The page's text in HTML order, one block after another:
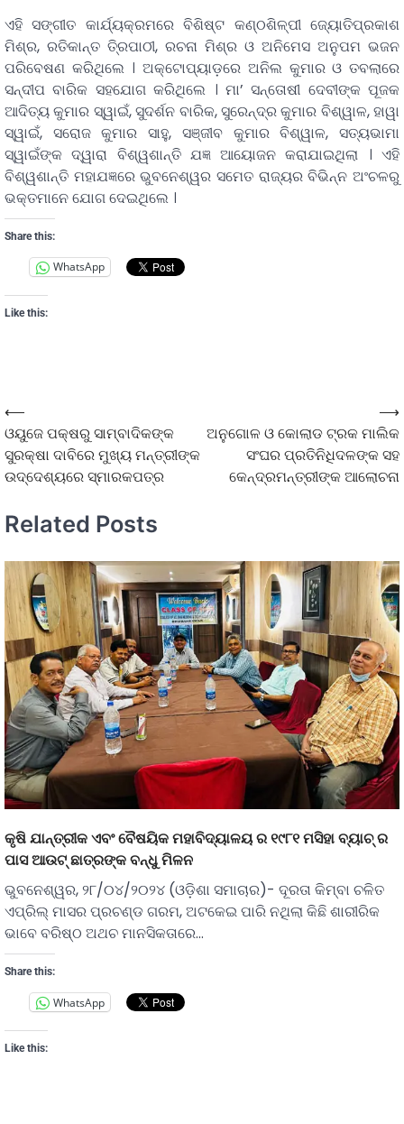
ଏହି ସଙ୍ଗୀତ କାର୍ଯ୍ୟକ୍ରମରେ ବିଶିଷ୍ଟ କଣ୍ଠଶିଳ୍ପୀ ଜ୍ୟୋତିପ୍ରକାଶ
ମିଶ୍ର, ରତିକାନ୍ତ ତି୍ରପାଠୀ, ରଚନା ମିଶ୍ର ଓ ଅନିମେସ ଅନୁପମ ଭଜନ
ପରିବେଷଣ କରିଥିଲେ । ଅକ୍ଟୋପ୍ୟାଡ଼ରେ ଅନିଲ କୁମାର ଓ ତବଲାରେ
ସନ୍ଦୀପ ବାରିକ ସହଯୋଗ କରିଥିଲେ । ମା’ ସନ୍ତୋଷୀ ଦେବୀଙ୍କ ପୂଜକ
ଆଦିତ୍ୟ କୁମାର ସ୍ୱାଇଁ, ସୁଦର୍ଶନ ବାରିକ, ସୁରେନ୍ଦ୍ର କୁମାର ବିଶ୍ୱାଳ, ହାୱା
ସ୍ୱାଇଁ, ସରୋଜ କୁମାର ସାହୁ, ସଞ୍ଜୀବ କୁମାର ବିଶ୍ୱାଳ, ସତ୍ୟଭାମା
ସ୍ୱାଇଁଙ୍କ ଦ୍ୱାରା ବିଶ୍ୱଶାନ୍ତି ଯଜ୍ଞ ଆୟୋଜନ କରାଯାଇଥିଲା । ଏହି
ବିଶ୍ୱଶାନ୍ତି ମହାଯଜ୍ଞରେ ଭୁବନେଶ୍ୱର ସମେତ ରାଜ୍ୟର ବିଭିନ୍ନ ଅଂଚଳରୁ
ଭକ୍ତମାନେ ଯୋଗ ଦେଇଥିଲେ ।
Share this:
WhatsApp
Like this:
⟵
ଓୟୁଜେ ପକ୍ଷରୁ ସାମ୍ବାଦିକଙ୍କ
ସୁରକ୍ଷା ଦାବିରେ ମୁଖ୍ୟ ମନ୍ତ୍ରୀଙ୍କ
ଉଦ୍ଦେଶ୍ୟରେ ସ୍ମାରକପତ୍ର
ଅନୁଗୋଳ ଓ କୋଲାଡ ଟ୍ରକ ମାଲିକ
ସଂଘର ପ୍ରତିନିଧିଦଳଙ୍କ ସହ
କେନ୍ଦ୍ରମନ୍ତ୍ରୀଙ୍କ ଆଲୋଚନା
⟶
Related Posts
କୃଷି ଯାନ୍ତ୍ରୀକ ଏବଂ ବୈଷୟିକ ମହାବିଦ୍ୟାଳୟ ର ୧୯୮୧ ମସିହା ବ୍ୟାଚ୍ ର
ପାସ ଆଉଟ୍ ଛାତ୍ରଙ୍କ ବନ୍ଧୁ ମିଳନ
ଭୁବନେଶ୍ୱର, ୨୮/୦୪/୨୦୨୪ (ଓଡ଼ିଶା ସମାଚାର)- ଦୂରତା କିମ୍ବା ଚଳିତ
ଏପ୍ରିଲ୍ ମାସର ପ୍ରଚଣ୍ଡ ଗରମ, ଅଟକେଇ ପାରି ନଥିଲା କିଛି ଶାରୀରିକ
ଭାବେ ବରିଷ୍ଠ ଅଥଚ ମାନସିକତାରେ…
Share this:
WhatsApp
Like this: